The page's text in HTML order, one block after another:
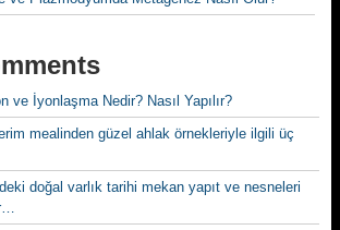
ve İyonlaşma Nedir? Nasıl Yapılır?
mealinden güzel ahlak örnekleriyle ilgili üç
doğal varlık tarihi mekan yapıt ve nesneleri